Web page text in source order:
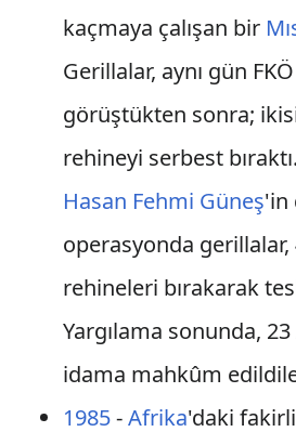
kaçmaya çalışan bir
Gerillalar, aynı gün
görüştükten sonra;
rehineyi serbest
Hasan Fehmi Güneş'in
operasyonda
rehineleri bırakarak
Yargılama sonunda,
idama mahkûm
1985-Afrika'daki